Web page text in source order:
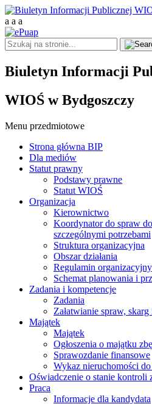
a a a
Biuletyn Informacji
WIOŚ w Bydgoszczy
Menu przedmiotowe
Strona główna BIP
Dla mediów
Statut prawny
Podstawy prawne
Statut WIOŚ
Organizacja
Kierownictwo
Koordynator do spraw
szczególnymi potrzebami
Struktura organizacyjna
Obszar działania
Regulamin organizacyjny
Schemat planowania i
Zadania i kompetencje
Zadania
Załatwianie spraw,
Majątek
Majątek
Ogłoszenia o majątku
Sprawozdanie finansowe
Wykaz nieruchomości do
Oświadczenie o stanie kontroli
Praca
Informacje dla kandydata